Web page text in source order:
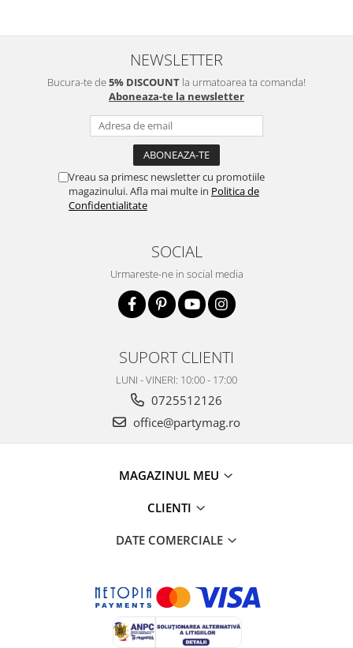
NEWSLETTER
Bucura-te de5% DISCOUNT la urmatoarea ta comanda!
Aboneaza-te la newsletter
Vreau sa primesc newsletter cu promotiile
magazinului. Afla mai multe in Politica de
Confidentialitate
SOCIAL
Urmareste-ne in social media
SUPORT CLIENTI
LUNI - VINERI: 10:00 - 17:00
0725512126
office@partymag.ro
MAGAZINUL MEU
CLIENTI
DATE COMERCIALE